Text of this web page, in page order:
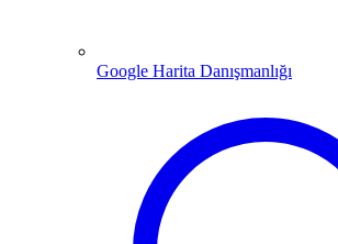
Google Harita Danışmanlığı